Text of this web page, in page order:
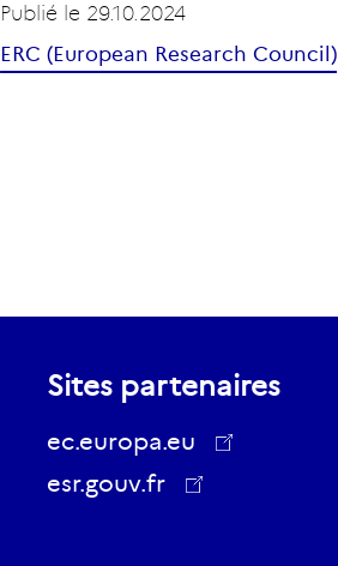
Publié le 29.10.2024
ERC (European Research Council)
Sites partenaires
ec.europa.eu
esr.gouv.fr
ec.europa.eu